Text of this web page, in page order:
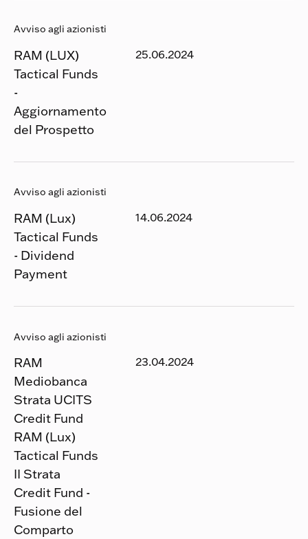
Avviso agli azionisti
RAM (LUX)
Tactical Funds
-
Aggiornamento
del Prospetto
25.06.2024
Avviso agli azionisti
RAM (Lux)
Tactical Funds
- Dividend
Payment
14.06.2024
Avviso agli azionisti
RAM
Mediobanca
Strata UCITS
Credit Fund
RAM (Lux)
Tactical Funds
II Strata
Credit Fund -
Fusione del
Comparto
23.04.2024